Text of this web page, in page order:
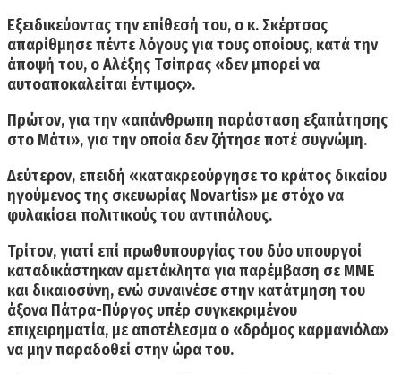
Εξειδικεύοντας την επίθεσή του, ο κ. Σκέρτσος
απαρίθμησε πέντε λόγους για τους οποίους, κατά την
άποψή του, ο Αλέξης Τσίπρας «δεν μπορεί να
αυτοαποκαλείται έντιμος».
Πρώτον, για την «απάνθρωπη παράσταση εξαπάτησης
στο Μάτι», για την οποία δεν ζήτησε ποτέ συγνώμη.
Δεύτερον, επειδή «κατακρεούργησε το κράτος δικαίου
ηγούμενος της σκευωρίας Novartis» με στόχο να
φυλακίσει πολιτικούς του αντιπάλους.
Τρίτον, γιατί επί πρωθυπουργίας του δύο υπουργοί
καταδικάστηκαν αμετάκλητα για παρέμβαση σε ΜΜΕ
και δικαιοσύνη, ενώ συναινέσε στην κατάτμηση του
άξονα Πάτρα-Πύργος υπέρ συγκεκριμένου
επιχειρηματία, με αποτέλεσμα ο «δρόμος καρμανιόλα»
να μην παραδοθεί στην ώρα του.